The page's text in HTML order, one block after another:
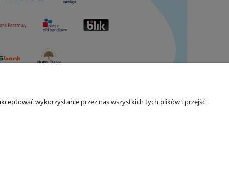
wykorzystanie przez nas wszystkich tych plików i przejść